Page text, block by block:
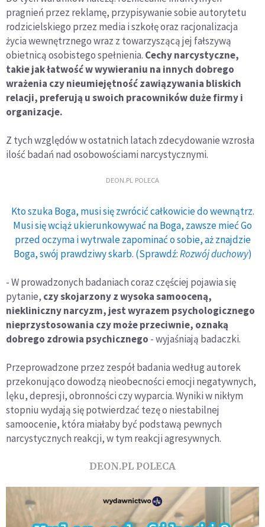
pragnień przez reklamę, przypisywanie sobie autorytetu
rodzicielskiego przez media i szkołę oraz racjonalizacja
życia wewnętrznego wraz z towarzyszącą jej fałszywą
obietnicą osobistego spełnienia. Cechy narcystyczne,
takie jak łatwość w wywieraniu na innych dobrego
wrażenia czy nieumiejętność zawiązywania bliskich
relacji, preferują u swoich pracowników duże firmy i
organizacje.
Z tych względów w ostatnich latach zdecydowanie wzrosła
ilość badań nad osobowościami narcystycznymi.
DEON.PL POLECA
Kto szuka Boga, musi się zwrócić całkowicie do wewnątrz.
Musi się wciąż ukierunkowywać na Boga, zawsze mieć Go
przed oczyma i wytrwale zapominać o sobie, aż znajdzie
Boga, swój prawdziwy skarb. (Sprawdź:Rozwój duchowy)
- W prowadzonych badaniach coraz częściej pojawia się
pytanie, czy skojarzony z wysoka samooceną,
niekliniczny narcyzm, jest wyrazem psychologicznego
nieprzystosowania czy może przeciwnie, oznaką
dobrego zdrowia psychicznego - wyjaśniają badaczki.
Przeprowadzone przez zespół badania według autorek
przekonująco dowodzą nieobecności emocji negatywnych,
lęku, depresji, obronności czy wyparcia. Wyniki w nikłym
stopniu wydają się potwierdzać tezę o niestabilnej
samoocenie, która miałaby być podstawą pewnych
narcystycznych reakcji, w tym reakcji agresywnych.
DEON.PL POLECA